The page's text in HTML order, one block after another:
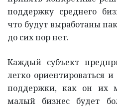
поддержку среднего
что будут выработаны
до сих пор нет.
Каждый субъект
легко ориентироваться
поддержки, как он их
малый бизнес будет